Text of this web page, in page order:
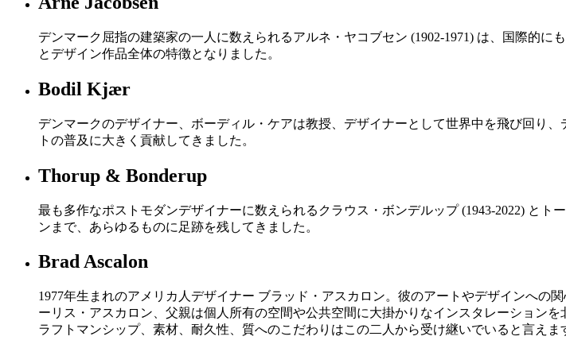
デンマーク屈指の建築家の一人に数えられるアルネ・ヤコブセン (1902-1971) は、国際的
とデザイン作品全体の特徴となりました。
Bodil Kjær
デンマークのデザイナー、ボーディル・ケアは教授、デザイナーとして世界中を飛び回り
トの普及に大きく貢献してきました。
Thorup & Bonderup
最も多作なポストモダンデザイナーに数えられるクラウス・ボンデルップ (1943-2022) と
ンまで、あらゆるものに足跡を残してきました。
Brad Ascalon
1977年生まれのアメリカ人デザイナー ブラッド・アスカロン。彼のアートやデザインへ
ーリス・アスカロン、父親は個人所有の空間や公共空間に大掛かりなインスタレーション
ラフトマンシップ、素材、耐久性、質へのこだわりはこの二人から受け継いでいると言えま